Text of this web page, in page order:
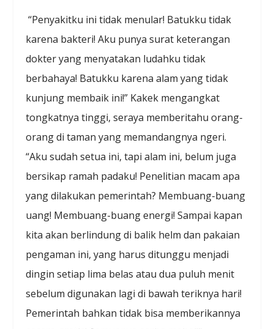
“Penyakitku ini tidak menular! Batukku tidak
karena bakteri! Aku punya surat keterangan
dokter yang menyatakan ludahku tidak
berbahaya! Batukku karena alam yang tidak
kunjung membaik ini!” Kakek mengangkat
tongkatnya tinggi, seraya memberitahu orang-
orang di taman yang memandangnya ngeri.
“Aku sudah setua ini, tapi alam ini, belum juga
bersikap ramah padaku! Penelitian macam apa
yang dilakukan pemerintah? Membuang-buang
uang! Membuang-buang energi! Sampai kapan
kita akan berlindung di balik helm dan pakaian
pengaman ini, yang harus ditunggu menjadi
dingin setiap lima belas atau dua puluh menit
sebelum digunakan lagi di bawah teriknya hari!
Pemerintah bahkan tidak bisa memberikannya